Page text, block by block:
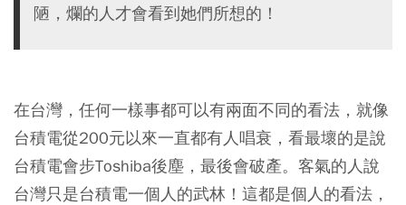
陋，爛的人才會看到她們所想的！
在台灣，任何一樣事都可以有兩面不同的看法，就像
台積電從200元以來一直都有人唱衰，看最壞的是說
台積電會步Toshiba後塵，最後會破產。客氣的人說
台灣只是台積電一個人的武林！這都是個人的看法，